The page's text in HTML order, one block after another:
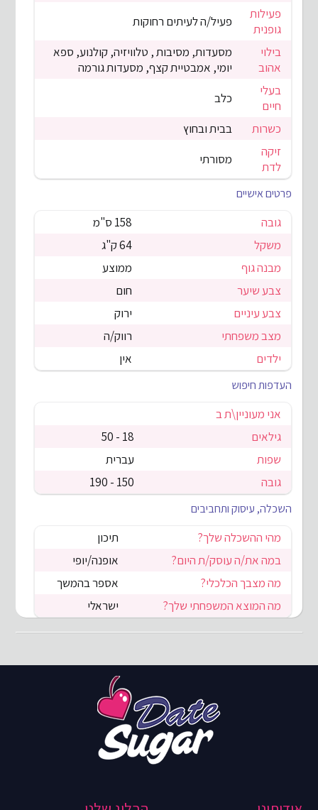
פעילות
גופנית
פעיל/ה לעיתים רחוקות
בילוי
אהוב
מסעדות, מסיבות , טלוויזיה, קולנוע, ספא
יומי, אמבטיית קצף, מסעדות גורמה
בעלי
חיים
כלב
כשרות
בבית ובחוץ
זיקה
לדת
מסורתי
פרטים אישיים
גובה
158 ס"מ
משקל
64 ק"ג
מבנה גוף
ממוצע
צבע שיער
חום
צבע עיניים
ירוק
מצב משפחתי
רווק/ה
ילדים
אין
העדפות חיפוש
אני מעוניין\ת ב
גילאים
18 - 50
שפות
עברית
גובה
150 - 190
השכלה, עיסוק ותחביבים
מהי ההשכלה שלך?
תיכון
במה את/ה עוסק/ת היום?
אופנה/יופי
מה מצבך הכלכלי?
אספר בהמשך
מה המוצא המשפחתי שלך?
ישראלי